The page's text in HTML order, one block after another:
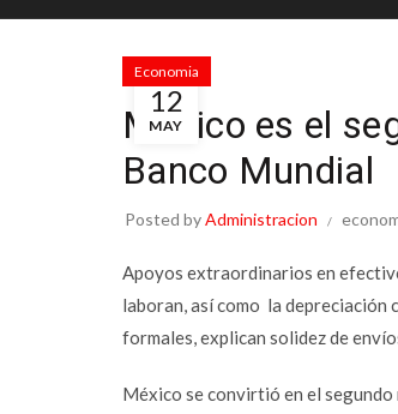
12
MAY
Economia
México es el
Banco Mundial
Posted byAdministracion
Apoyos extraordinarios en
laboran, así como la depreciación
formales, explican solidez de
México se convirtió en el